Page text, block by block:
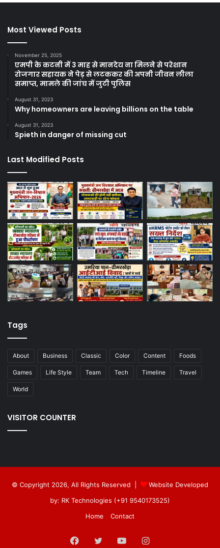
Most Viewed Posts
November 25, 2025
एमपी के कटनी में 3 माह से मानदेय ना मिलने से परेशान
रोजगार सहायक ने पेड़ से लटककर की अपनी जीवन लीला
समाप्त, मामले की जांच में जुटी पुलिस
August 31, 2023
Why homeowners are leaving billions on the table
August 31, 2023
Spieth in danger of missing cut
Last Modified Posts
Tags
About Business Classic Color Content Foods
Games Life Style Team Tech Timeline Travel
World
VISITOR COUNTER
© Copyright 2026, All Rights Reserved |
Website Developed
by: RK Technologies (+91 9540173525)
Home
Contact
Facebook
Twitter YouTubeInstagram